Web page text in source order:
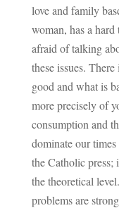
love and family
woman, has a
afraid of talking
these issues.
good and what is
more precisely of
consumption and
dominate our
the Catholic press;
the theoretical
problems are